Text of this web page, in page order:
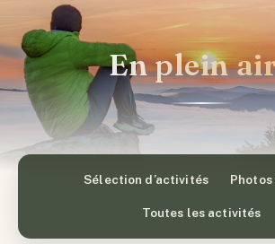
En plein
Sélection d’activités Photos
Toutes les activités